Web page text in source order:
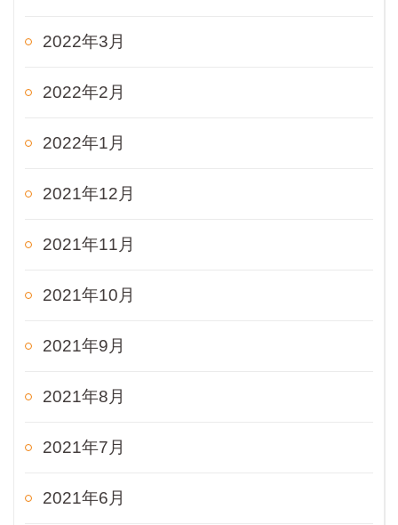
2022年3月
2022年2月
2022年1月
2021年12月
2021年11月
2021年10月
2021年9月
2021年8月
2021年7月
2021年6月